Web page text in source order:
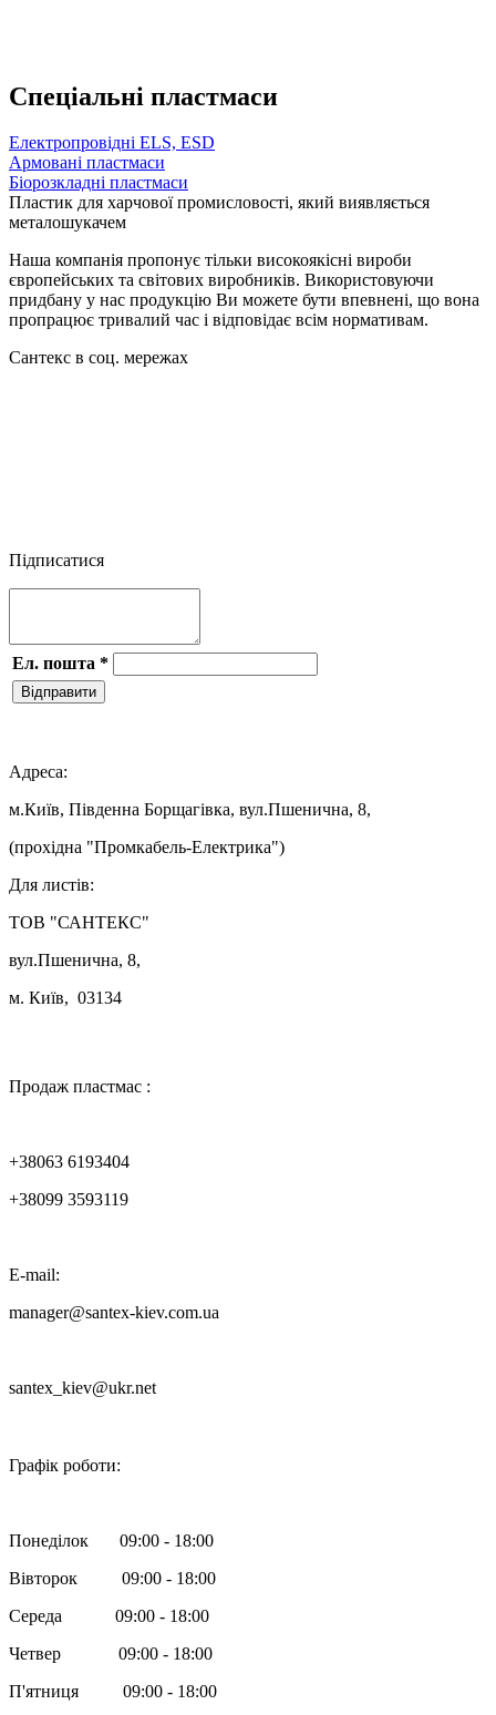
Спеціальні пластмаси
Електропровідні ELS, ESD
Армовані пластмаси
Біорозкладні пластмаси
Пластик для харчової промисловості, який виявляється
металошукачем
Наша компанія пропонує тільки високоякісні вироби
європейських та світових виробників. Використовуючи
придбану у нас продукцію Ви можете бути впевнені, що вона
пропрацює тривалий час і відповідає всім нормативам.
Сантекс в соц. мережах
Підписатися
Ел. пошта *
Відправити
Адреса:
м.Київ, Південна Борщагівка, вул.Пшенична, 8,
(прохідна "Промкабель-Електрика")
Для листів:
ТОВ "САНТЕКС"
вул.Пшенична, 8,
м. Київ, 03134
Продаж пластмас :
+38063 6193404
+38099 3593119
E-mail:
manager@santex-kiev.com.ua
santex_kiev@ukr.net
Графік роботи:
Понеділок 09:00 - 18:00
Вівторок 09:00 - 18:00
Середа 09:00 - 18:00
Четвер 09:00 - 18:00
П'ятниця 09:00 - 18:00